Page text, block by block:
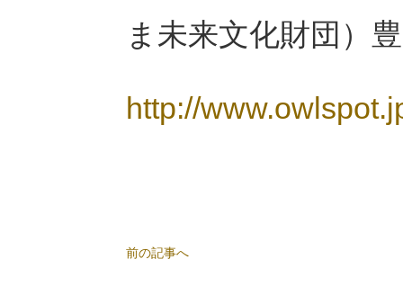
ま未来文化財団）
http://
前の記事へ